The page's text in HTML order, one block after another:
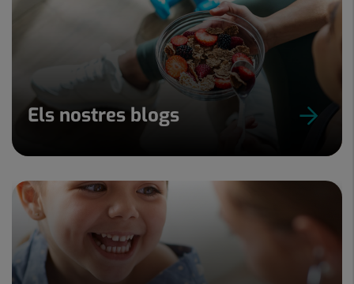
Els nostres blogs